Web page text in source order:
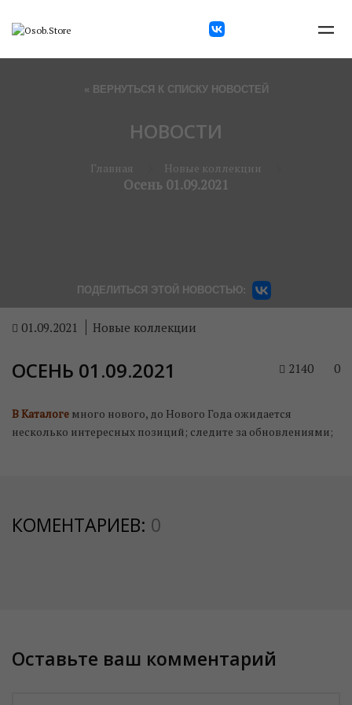
« ВЕРНУТЬСЯ К СПИСКУ НОВОСТЕЙ
НОВОСТИ
Главная Новые коллекции
Осень 01.09.2021
ПОДЕЛИТЬСЯ ЭТОЙ НОВОСТЬЮ:
01.09.2021 Новые коллекции
ОСЕНЬ 01.09.2021 2140 0
В Каталоге много нового, до Нового Года ожидается
несколько интересных позиций; следите за обновлениями;
КОМЕНТАРИЕВ: 0
Оставьте ваш комментарий